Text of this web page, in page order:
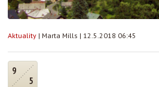
Aktuality | Marta Mills | 12.5.2018 06:45
9
5